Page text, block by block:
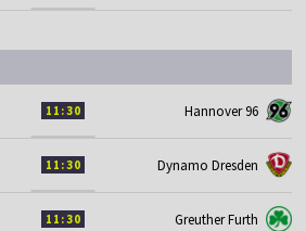
11:30 Hannover 96
11:30 Dynamo Dresden
11:30 Greuther Furth